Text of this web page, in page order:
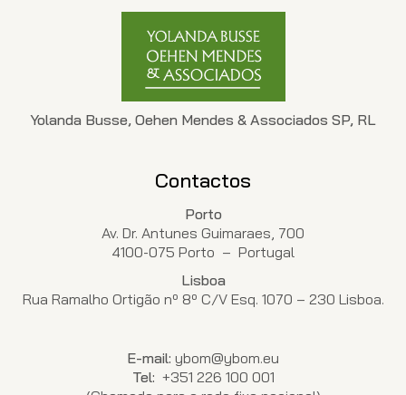
Yolanda Busse, Oehen Mendes & Associados SP, RL
Contactos
Porto
Av. Dr. Antunes Guimaraes, 700
4100-075 Porto – Portugal
Lisboa
Rua Ramalho Ortigão nº 8º C/V Esq. 1070 – 230 Lisboa.
E-mail: ybom@ybom.eu
Tel: +351 226 100 001